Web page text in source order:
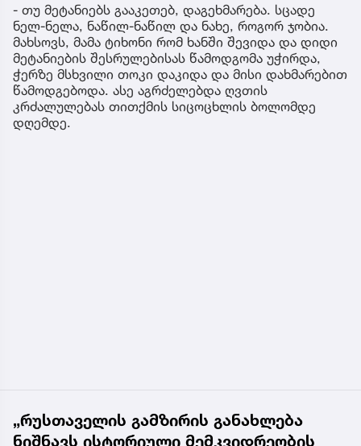
- თუ მეტანიებს გააკეთებ, დაგეხმარება. სცადე
ნელ-ნელა, ნაწილ-ნაწილ და ნახე, როგორ ჯობია.
მახსოვს, მამა ტიხონი რომ ხანში შევიდა და დიდი
მეტანიების შესრულებისას წამოდგომა უჭირდა,
ჭერზე მსხვილი თოკი დაკიდა და მისი დახმარებით
წამოდგებოდა. ასე აგრძელებდა ღვთის
კრძალულებას თითქმის სიცოცხლის ბოლომდე
დღემდე.
„რუსთაველის გამზირის განახლება
ნიშნავს ისტორიული მემკვიდრეობის